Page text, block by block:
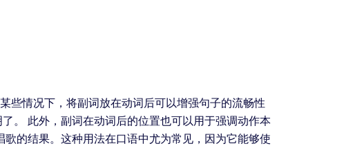
些情况下，将副词放在动词后可以增强句子的流畅性
。 此外，副词在动词后的位置也可以用于强调动作本
的结果。这种用法在口语中尤为常见，因为它能够使